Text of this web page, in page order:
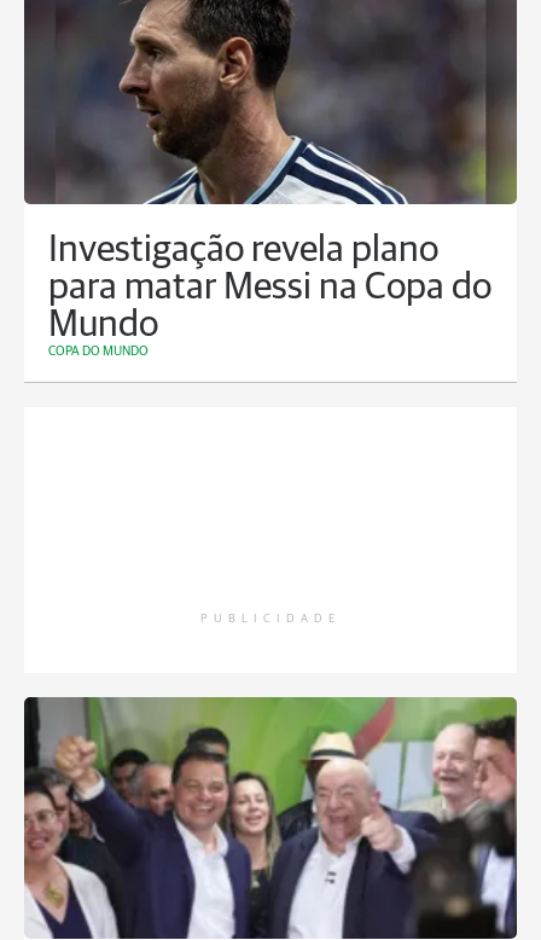
Investigação revela plano
para matar Messi na Copa do
Mundo
COPA DO MUNDO
PUBLICIDADE